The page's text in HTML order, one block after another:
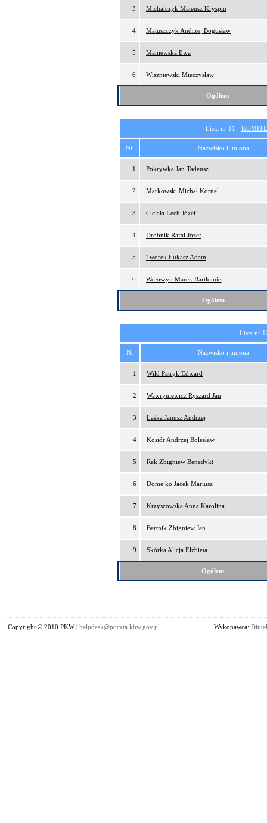
3 Michalczyk Mateusz Kryspin
4 Matuszczyk Andrzej Bogusław
5 Maniewska Ewa
6 Wiszniewski Mieczysław
Ogółem
Lista nr 11 -
Nr Nazwisko i imiona
1 Pokrywka Jan Tadeusz
2 Markowski Michał Kornel
3 Ciciała Lech Józef
4 Drobnik Rafał Józef
5 Tworek Łukasz Adam
6 Wołoszyn Marek Bartłomiej
Ogółem
Lista nr
Nr Nazwisko i imiona
1 Wild Patryk Edward
2 Wawryniewicz Ryszard Jan
3 Laska Janusz Andrzej
4 Kosiór Andrzej Bolesław
5 Rak Zbigniew Benedykt
6 Domejko Jacek Mariusz
7 Krzyszowska Anna Karolina
8 Bartnik Zbigniew Jan
9 Skórka Alicja Elżbieta
Ogółem
Copyright © 2010 PKW | helpdesk@poczta.kbw.gov.pl Wykonawca: